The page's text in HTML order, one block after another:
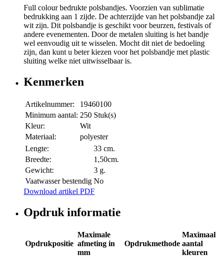
Full colour bedrukte polsbandjes. Voorzien van sublimatie
bedrukking aan 1 zijde. De achterzijde van het polsbandje zal
wit zijn. Dit polsbandje is geschikt voor beurzen, festivals of
andere evenementen. Door de metalen sluiting is het bandje
wel eenvoudig uit te wisselen. Mocht dit niet de bedoeling
zijn, dan kunt u beter kiezen voor het polsbandje met plastic
sluiting welke niet uitwisselbaar is.
Kenmerken
Artikelnummer:
19460100
Minimum aantal: 250 Stuk(s)
Kleur:
Wit
Materiaal:
polyester
Lengte:
33 cm.
Breedte:
1,50cm.
Gewicht:
3 g.
Vaatwasser bestendig No
Download artikel PDF
Opdruk informatie
Opdrukpositie
Maximale
afmeting in
mm
Opdrukmethode
Maximaal
aantal
kleuren